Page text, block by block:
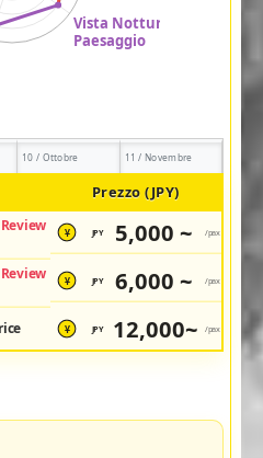
10 / Ottobre 11 / Novembre
Prezzo (JPY)
¥ JPY 5,000 ~ /pax
¥ JPY 6,000 ~ /pax
¥ JPY 12,000~ /pax